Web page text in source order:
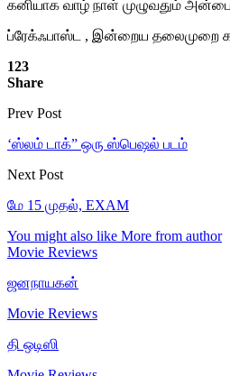
கனியாக வாழ் நாள் முழுவதும் அன்பை
ப்ரேக்ஃபாஸ்ட , இன்றைய தலைமுறை
123
Share
Prev Post
‘ஸ்லம் டாக்” ஒரு ஸ்பெஷல் படம்
Next Post
மே 15 முதல், EXAM
You might also like More from author
Movie Reviews
ஜனநாயகன்
Movie Reviews
தி ஒடிஸி